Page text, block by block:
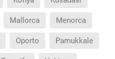
Mallorca Menorca
Oporto Pamukkale